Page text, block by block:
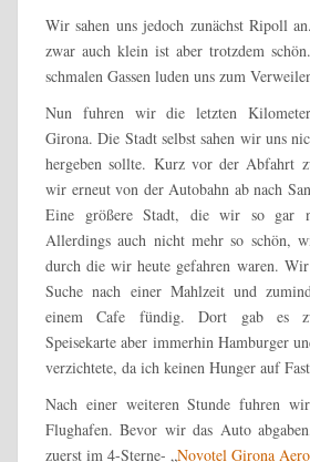
Wir sahen uns jedoch zunächst Ripoll
zwar auch klein ist aber trotzdem
schmalen Gassen luden uns zum
Nun fuhren wir die letzten
Girona. Die Stadt selbst sahen wir uns
hergeben sollte. Kurz vor der Abfahrt
wir erneut von der Autobahn ab nach
Eine größere Stadt, die wir so gar
Allerdings auch nicht mehr so schön,
durch die wir heute gefahren waren.
Suche nach einer Mahlzeit und
einem Cafe fündig. Dort gab es
Speisekarte aber immerhin Hamburger
verzichtete, da ich keinen Hunger auf
Nach einer weiteren Stunde fuhren
Flughafen. Bevor wir das Auto
zuerst im 4-Sterne- „Novotel Girona